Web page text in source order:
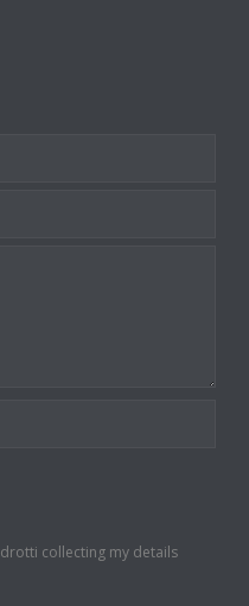
collecting my details